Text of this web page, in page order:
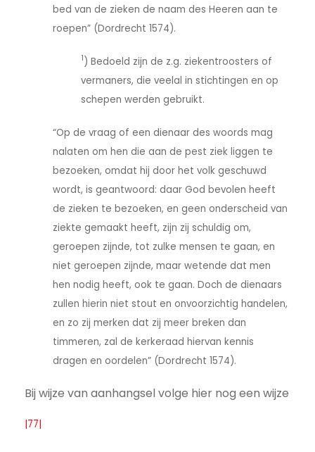
bed van de zieken de naam des Heeren aan te
roepen” (Dordrecht 1574).
1) Bedoeld zijn de z.g. ziekentroosters of
vermaners, die veelal in stichtingen en op
schepen werden gebruikt.
“Op de vraag of een dienaar des woords mag
nalaten om hen die aan de pest ziek liggen te
bezoeken, omdat hij door het volk geschuwd
wordt, is geantwoord: daar God bevolen heeft
de zieken te bezoeken, en geen onderscheid van
ziekte gemaakt heeft, zijn zij schuldig om,
geroepen zijnde, tot zulke mensen te gaan, en
niet geroepen zijnde, maar wetende dat men
hen nodig heeft, ook te gaan. Doch de dienaars
zullen hierin niet stout en onvoorzichtig handelen,
en zo zij merken dat zij meer breken dan
timmeren, zal de kerkeraad hiervan kennis
dragen en oordelen” (Dordrecht 1574).
Bij wijze van aanhangsel volge hier nog een wijze
|77|